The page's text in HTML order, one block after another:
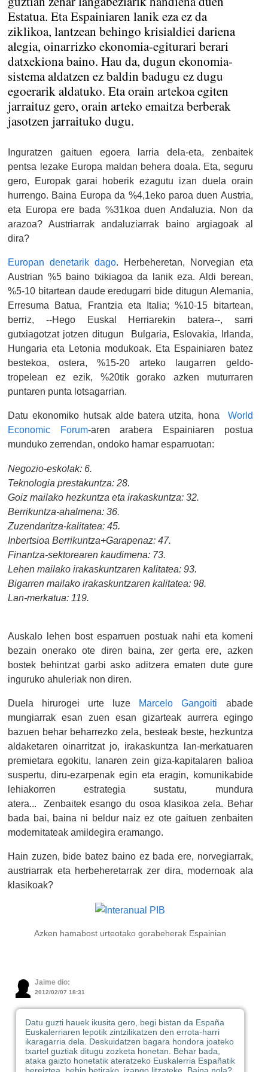
Estatua. Eta Espainiaren lanik eza ez da
ziklikoa, lantzean behingo krisialdiei dariena
alegia, oinarrizko ekonomia-egiturari berari
datxekiona baino. Hau da, dugun ekonomia-
sistema aldatzen ez baldin badugu ez dugu
egoerarik aldatuko. Eta orain artekoa egiten
jarraituz gero, orain arteko emaitza berberak
jasotzen jarraituko dugu.
Inguratzen gaituen egoera larria dela-eta, zenbaitek
pentsa lezake Europa maldan behera doala. Eta, seguru
gero, Europak garai hoberik ezagutu izan duela orain
hurrengo. Baina Europa da %4,1eko paroa duen Austria,
eta Europa ere bada %31koa duen Andaluzia. Non da
arazoa? Austriarrak andaluziarrak baino argiagoak al
dira?
Europan denetarik dago. Herbeheretan, Norvegian eta
Austrian %5 baino txikiagoa da lanik eza. Aldi berean,
%5-10 bitartean daude eredugarri bide ditugun Alemania,
Erresuma Batua, Frantzia eta Italia; %10-15 bitartean,
berriz, --Hego Euskal Herriarekin batera--, sarri
gutxiagotzat jotzen ditugun Bulgaria, Eslovakia, Irlanda,
Hungaria eta Letonia modukoak. Eta Espainiaren batez
bestekoa, ostera, %15-20 arteko laugarren geldo-
tropelean ez ezik, %20tik gorako azken muturraren
puntaren punta lotsagarrian.
Datu ekonomiko hutsak alde batera utzita, hona World
Economic Forum-aren arabera Espainiaren postua
munduko zerrendan, ondoko hamar esparruotan:
Negozio-eskolak: 6.
Teknologia prestakuntza: 28.
Goiz mailako hezkuntza eta irakaskuntza: 32.
Berrikuntza-ahalmena: 36.
Zuzendaritza-kalitatea: 45.
Inbertsioa Berrikuntza+Garapenaz: 47.
Finantza-sektorearen kaudimena: 73.
Lehen mailako irakaskuntzaren kalitatea: 93.
Bigarren mailako irakaskuntzaren kalitatea: 98.
Lan-merkatua: 119.
Auskalo lehen bost esparruen postuak nahi eta komeni
bezain onerako ote diren baina, zer gerta ere, azken
bostek behintzat garbi asko aditzera ematen dute gure
inguruko ahuleriak non diren.
Duela hirurogei urte luze Marcelo Gangoiti abade
mungiarrak esan zuen esan gizarteak aurrera egingo
bazuen behar beharrezko zela, besteak beste, hezkuntza
aldaketaren oinarritzat jo, irakaskuntza lan-merkatuaren
premietara egokitu, lanaren zein giza-kapitalaren balioa
suspertu, diru-ezarpenak egin eta eragin, komunikabide
lehiakorren estrategia sustatu, mundura
atera... Zenbaitek esango du osoa klasikoa zela. Behar
bada bai, baina ni beldur naiz ez ote gaituen zenbaiten
modernitateak amildegira eramango.
Hain zuzen, bide batez baino ez bada ere, norvegiarrak,
austriarrak eta herbeheretarrak zer dira, modernoak ala
klasikoak?
Azken hamabost urteotako gorabeherak Espainian
Jaime dio:
2012/02/07 18:31
Datu guzti hauek ikusita gero, begi bistan da España
Euskalerriaren lepotik zintzilikatzen den errota-harri
ikaragarria dela. Deskuidatzen bagara hondora joateko
txartel guztiak ditugu zozketa honetan. Behar bada,
ataka gaizto honetatik ateratzeko Euskalerria Españatik